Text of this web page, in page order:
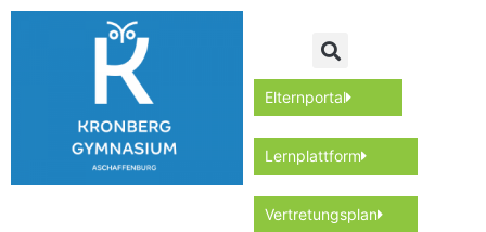
Elternportal
Lernplattform
Vertretungsplan